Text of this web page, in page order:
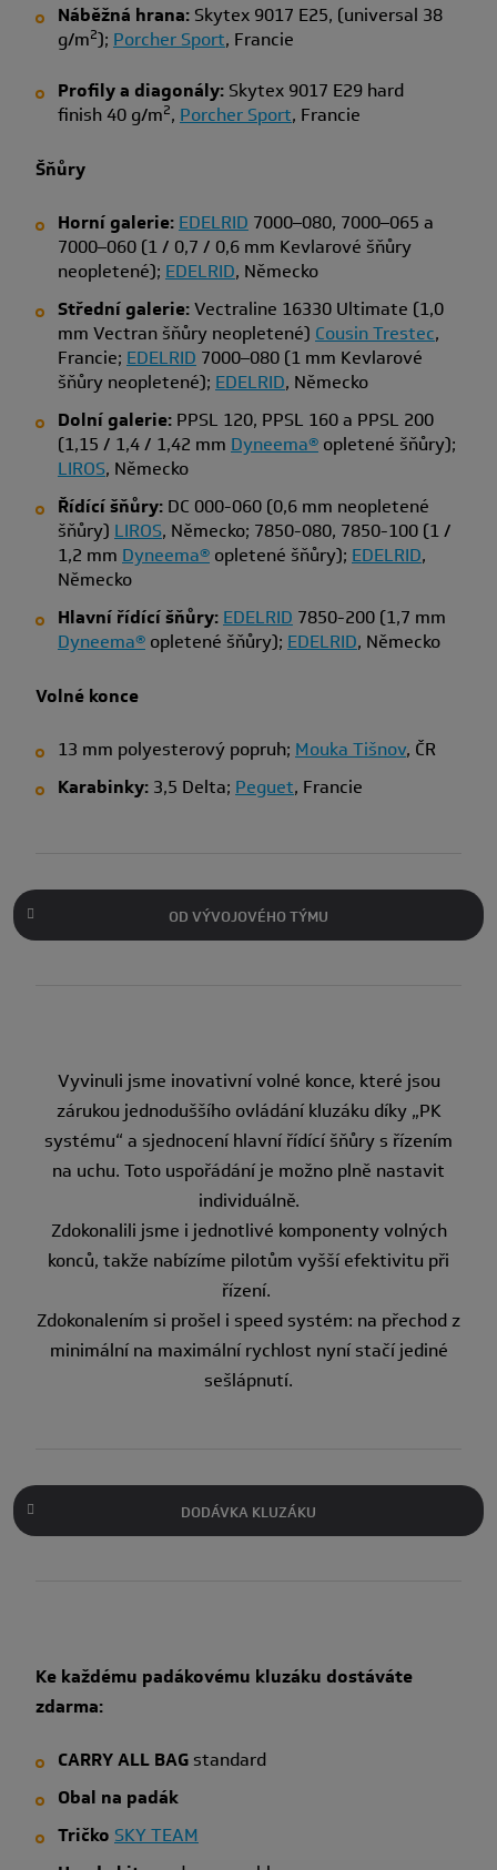
Náběžná hrana:Skytex 9017 E25, (universal 38
g/m2); Porcher Sport, Francie
Profily a diagonály:Skytex 9017 E29 hard
finish 40 g/m2, Porcher Sport, Francie
Šňůry
Horní galerie: EDELRID 7000–080, 7000–065 a
7000–060 (1 / 0,7 / 0,6 mm Kevlarové šňůry
neopletené); EDELRID, Německo
Střední galerie:Vectraline 16330 Ultimate (1,0
mm Vectran šňůry neopletené) Cousin Trestec,
Francie; EDELRID 7000–080 (1 mm Kevlarové
šňůry neopletené); EDELRID, Německo
Dolní galerie:PPSL 120, PPSL 160 a PPSL 200
(1,15 / 1,4 / 1,42 mm Dyneema®opletené šňůry);
LIROS, Německo
Řídící šňůry:DC 000-060 (0,6 mm neopletené
šňůry) LIROS, Německo; 7850-080, 7850-100 (1 /
1,2 mm Dyneema®opletené šňůry); EDELRID,
Německo
Hlavní řídící šňůry: EDELRID 7850-200 (1,7 mm
Dyneema®opletené šňůry); EDELRID, Německo
Volné konce
13 mm polyesterový popruh; Mouka Tišnov, ČR
Karabinky:3,5 Delta; Peguet, Francie
OD VÝVOJOVÉHO TÝMU
Vyvinuli jsme inovativní volné konce, které jsou
zárukou jednoduššího ovládání kluzáku díky „PK
systému“ a sjednocení hlavní řídící šňůry s řízením
na uchu. Toto uspořádání je možno plně nastavit
individuálně.
Zdokonalili jsme i jednotlivé komponenty volných
konců, takže nabízíme pilotům vyšší efektivitu při
řízení.
Zdokonalením si prošel i speed systém: na přechod z
minimální na maximální rychlost nyní stačí jediné
sešlápnutí.
DODÁVKA KLUZÁKU
Ke každému padákovému kluzáku dostáváte
zdarma:
CARRY ALL BAGstandard
Obal na padák
Tričko SKY TEAM